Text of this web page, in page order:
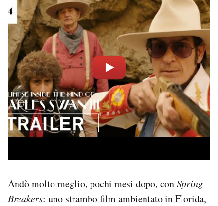
Andò molto meglio, pochi mesi dopo, conSpring
Breakers: uno strambo film ambientato in Florida,